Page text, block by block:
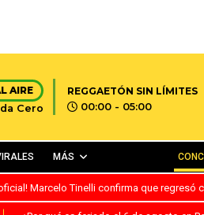
AIRE
Cero
REGGAETÓN SIN LÍMITES
00:00 - 05:00
MÁS
Marcelo Tinelli confirma que regresó